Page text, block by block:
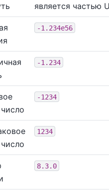
является частью
-1.234e56
-1.234
-1234
1234
8.3.0